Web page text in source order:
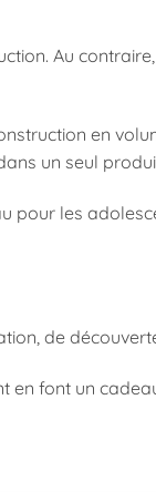
Au
en
un seul
pour les
de
en font un